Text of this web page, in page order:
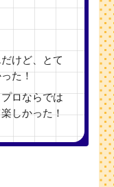
けど、とて
た！
ロならでは
しかった！